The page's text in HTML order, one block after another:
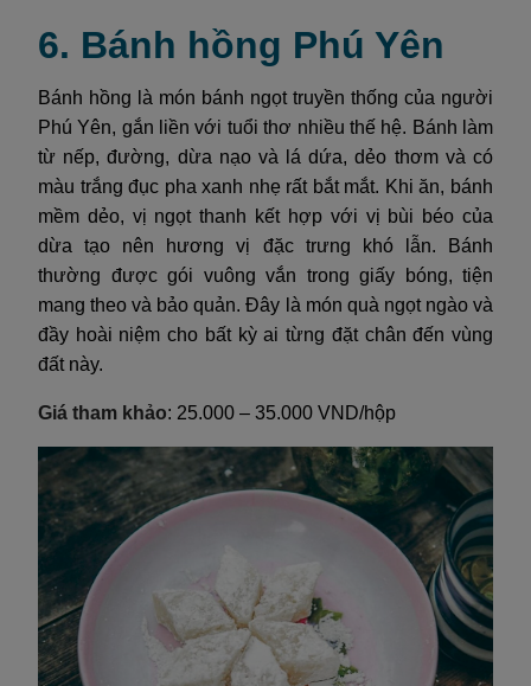
6. Bánh hồng Phú Yên
Bánh hồng là món bánh ngọt truyền thống của người
Phú Yên, gắn liền với tuổi thơ nhiều thế hệ. Bánh làm
từ nếp, đường, dừa nạo và lá dứa, dẻo thơm và có
màu trắng đục pha xanh nhẹ rất bắt mắt. Khi ăn, bánh
mềm dẻo, vị ngọt thanh kết hợp với vị bùi béo của
dừa tạo nên hương vị đặc trưng khó lẫn. Bánh
thường được gói vuông vắn trong giấy bóng, tiện
mang theo và bảo quản. Đây là món quà ngọt ngào và
đầy hoài niệm cho bất kỳ ai từng đặt chân đến vùng
đất này.
Giá tham khảo: 25.000 – 35.000 VND/hộp